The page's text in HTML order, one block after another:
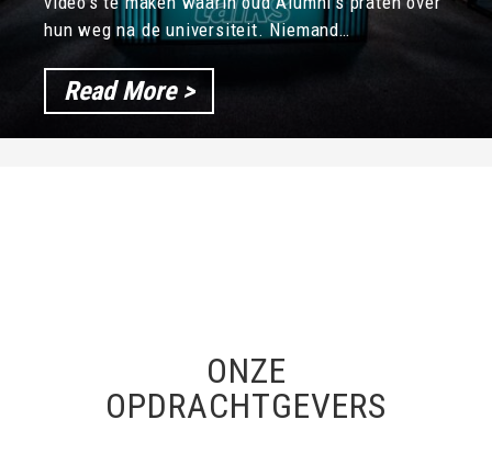
hun weg na de universiteit. Niemand…
Read More >
ONZE
OPDRACHTGEVERS